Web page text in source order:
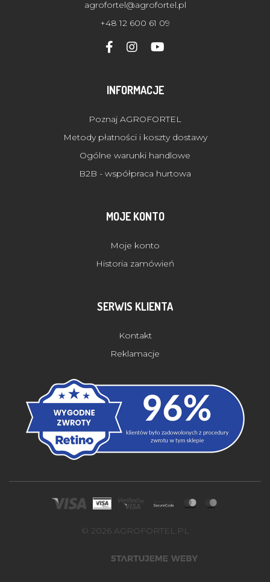
agrofortel@agrofortel.pl
+48 12 600 61 09
INFORMACJE
Poznaj AGROFORTEL
Metody płatności i koszty dostawy
Ogólne warunki handlowe
B2B - współpraca hurtowa
MOJE KONTO
Moje konto
Historia zamówień
SERWIS KLIENTA
Kontakt
Reklamacje
© 2026 AGROFORTEL.PL